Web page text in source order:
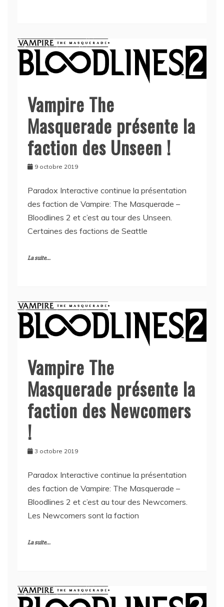
Vampire The
Masquerade présente la
faction des Unseen !
9 octobre 2019
Paradox Interactive continue la présentation
des faction de Vampire: The Masquerade –
Bloodlines 2 et c’est au tour des Unseen.
Certaines des factions de Seattle
La suite...
Vampire The
Masquerade présente la
faction des Newcomers
!
3 octobre 2019
Paradox Interactive continue la présentation
des faction de Vampire: The Masquerade –
Bloodlines 2 et c’est au tour des Newcomers.
Les Newcomers sont la faction
La suite...